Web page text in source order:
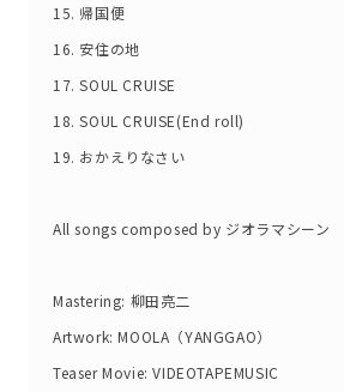
15. 帰国便
16. 安住の地
17. SOUL CRUISE
18. SOUL CRUISE(End roll)
19. おかえりなさい
All songs composed by ジオラマシーン
Mastering: 柳田亮二
Artwork: MOOLA（YANGGAO）
Teaser Movie: VIDEOTAPEMUSIC